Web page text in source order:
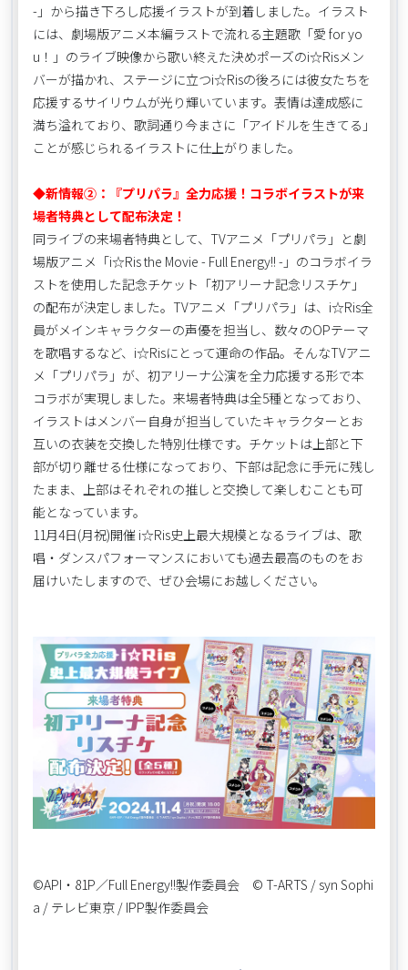
-」から描き下ろし応援イラストが到着しました。イラスト
には、劇場版アニメ本編ラストで流れる主題歌「愛 for yo
u！」のライブ映像から歌い終えた決めポーズのi☆Risメン
バーが描かれ、ステージに立つi☆Risの後ろには彼女たちを
応援するサイリウムが光り輝いています。表情は達成感に
満ち溢れており、歌詞通り今まさに「アイドルを生きてる」
ことが感じられるイラストに仕上がりました。
◆新情報②：『プリパラ』全力応援！コラボイラストが来
場者特典として配布決定！
同ライブの来場者特典として、TVアニメ「プリパラ」と劇
場版アニメ「i☆Ris the Movie - Full Energy!! -」のコラボイラ
ストを使用した記念チケット「初アリーナ記念リスチケ」
の配布が決定しました。TVアニメ「プリパラ」は、i☆Ris全
員がメインキャラクターの声優を担当し、数々のOPテーマ
を歌唱するなど、i☆Risにとって運命の作品。そんなTVアニ
メ「プリパラ」が、初アリーナ公演を全力応援する形で本
コラボが実現しました。来場者特典は全5種となっており、
イラストはメンバー自身が担当していたキャラクターとお
互いの衣装を交換した特別仕様です。チケットは上部と下
部が切り離せる仕様になっており、下部は記念に手元に残し
たまま、上部はそれぞれの推しと交換して楽しむことも可
能となっています。
11月4日(月祝)開催 i☆Ris史上最大規模となるライブは、歌
唱・ダンスパフォーマンスにおいても過去最高のものをお
届けいたしますので、ぜひ会場にお越しください。
©API・81P／Full Energy!!製作委員会 © T-ARTS / syn Sophi
a / テレビ東京 / IPP製作委員会